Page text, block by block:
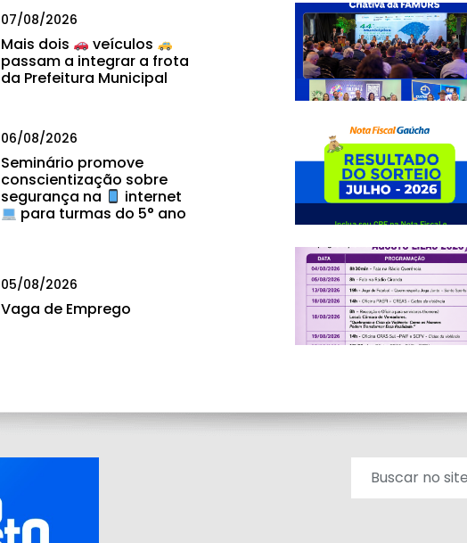
07/08/2026
Mais dois
veículos
passam a integrar a frota
da Prefeitura Municipal
06/08/2026
Seminário promove
conscientização sobre
segurança na
internet
para turmas do 5° ano
05/08/2026
Vaga de Emprego